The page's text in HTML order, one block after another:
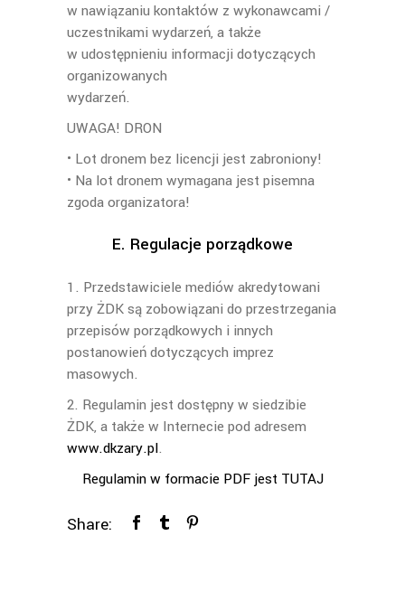
w nawiązaniu kontaktów z wykonawcami /
uczestnikami wydarzeń, a także
w udostępnieniu informacji dotyczących
organizowanych
wydarzeń.
UWAGA! DRON
• Lot dronem bez licencji jest zabroniony!
• Na lot dronem wymagana jest pisemna
zgoda organizatora!
E. Regulacje porządkowe
1. Przedstawiciele mediów akredytowani
przy ŻDK są zobowiązani do przestrzegania
przepisów porządkowych i innych
postanowień dotyczących imprez
masowych.
2. Regulamin jest dostępny w siedzibie
ŻDK, a także w Internecie pod adresem
www.dkzary.pl.
Regulamin w formacie PDF jest TUTAJ
Share: